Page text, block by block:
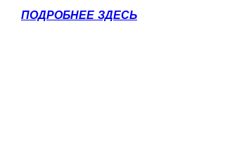
ПОДРОБНЕЕ ЗДЕСЬ